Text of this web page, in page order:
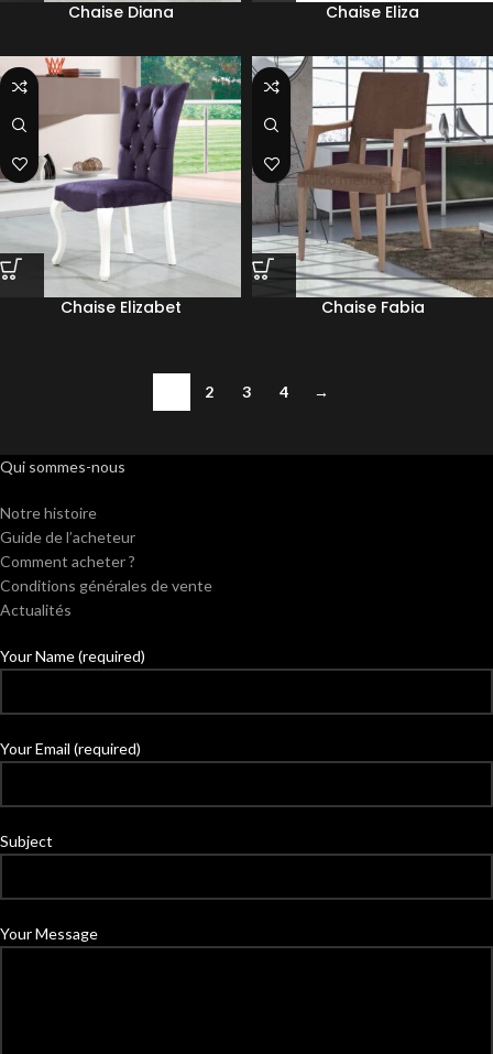
Chaise Diana Chaise Eliza
Chaise Elizabet Chaise Fabia
2 3 4 →
Qui sommes-nous
Notre histoire
Guide de l’acheteur
Comment acheter ?
Conditions générales de vente
Actualités
Your Name (required)
Your Email (required)
Subject
Your Message